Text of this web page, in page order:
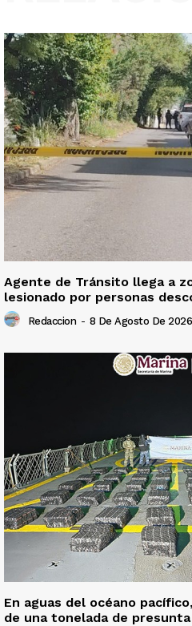
Agente de Tránsito llega a
lesionado por personas
Redaccion - 8 De Agosto De 2026
En aguas del océano
de una tonelada de